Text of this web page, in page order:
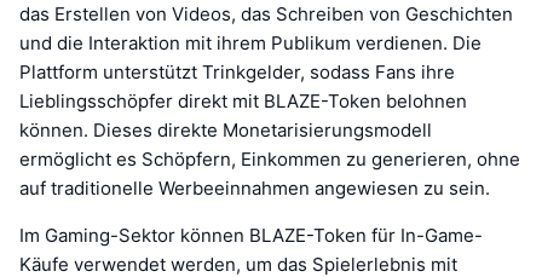
das Erstellen von Videos, das Schreiben von Geschichten
und die Interaktion mit ihrem Publikum verdienen. Die
Plattform unterstützt Trinkgelder, sodass Fans ihre
Lieblingsschöpfer direkt mit BLAZE-Token belohnen
können. Dieses direkte Monetarisierungsmodell
ermöglicht es Schöpfern, Einkommen zu generieren, ohne
auf traditionelle Werbeeinnahmen angewiesen zu sein.
Im Gaming-Sektor können BLAZE-Token für In-Game-
Käufe verwendet werden, um das Spielerlebnis mit